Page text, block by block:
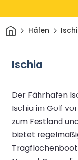
HeimHäfen
Ischia
Der Fährhafen
Ischia im Golf
zum Festland
bietet